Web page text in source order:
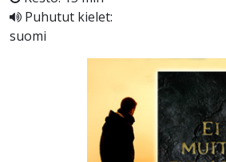
Puhutut kielet:
suomi